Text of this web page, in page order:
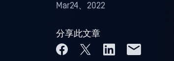
Mar24、2022
分享此文章